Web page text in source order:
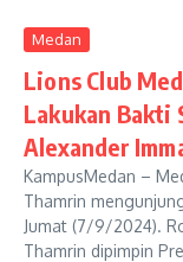
Medan
Lions Club
Lakukan Bakti
Alexander
KampusMedan –
Thamrin
Jumat (7/9/2024).
Thamrin dipimpin